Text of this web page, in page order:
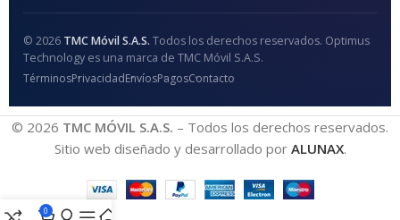
© 2026 TMC Móvil S.A.S. Todos los derechos reservados. Optimus
Technology es una marca de TMC Móvil S.A.S.
TérminosPrivacidadEnvíosPagosContacto
© 2026 TMC MÓVIL S.A.S. – Todos los derechos reservados.
Sitio web diseñado y desarrollado por ALUNAX.
0